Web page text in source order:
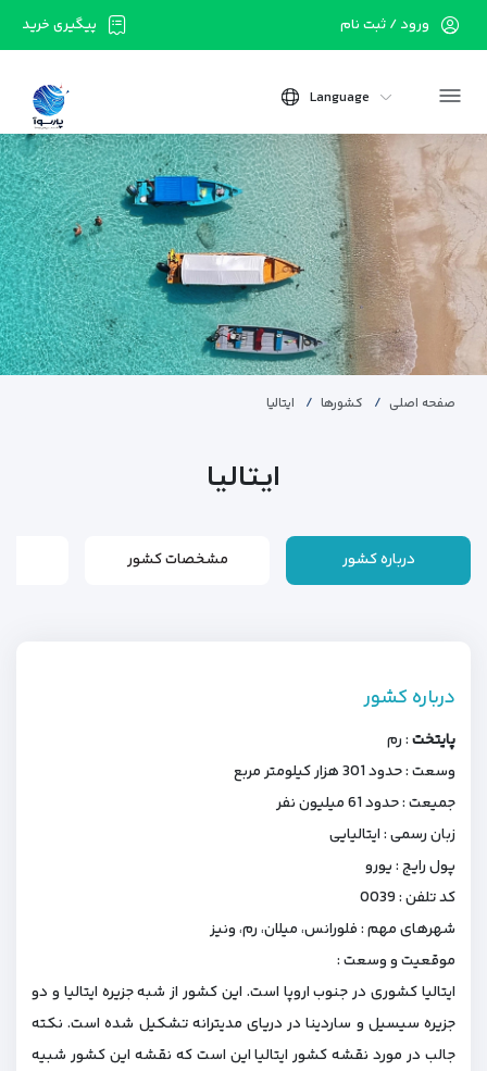
پیگیری خرید ورود / ثبت نام
Language
صفحه اصلی کشورها ایتالیا
ایتالیا
درباره کشور مشخصات کشور
درباره کشور
پایتخت: رم
وسعت : حدود 301 هزار کیلومتر مربع
جمیعت : حدود 61 میلیون نفر
زبان رسمی : ایتالیایی
پول رایج : یورو
کد تلفن : 0039
شهرهای مهم : فلورانس، میلان، رم، ونیز
موقعیت و وسعت :
ایتالیا کشوری در جنوب اروپا است. این کشور از شبه ‌جزیره ایتالیا و دو
جزیره سیسیل و ساردینا در دریای مدیترانه تشکیل شده ‌است. نکته
جالب در مورد نقشه کشور ایتالیا این است که نقشه این کشور شبیه